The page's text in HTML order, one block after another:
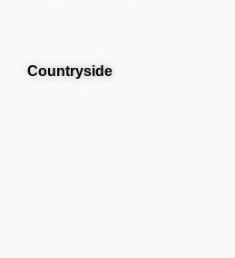
Countryside